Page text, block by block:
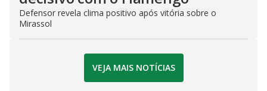
Defensor revela clima positivo após vitória sobre o
Mirassol
VEJA MAIS NOTÍCIAS